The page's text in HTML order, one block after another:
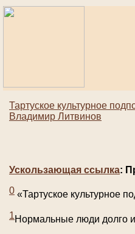
Тартуское культурное
Владимир Литвинов
Ускользающая ссылка:
0 «Тартуское культурное
1Нормальные люди долго